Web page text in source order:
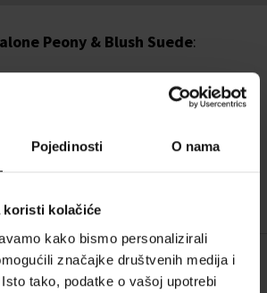
Pojedinosti O nama
koristi kolačiće
kako bismo personalizirali
značajke društvenih medija i
tako, podatke o vašoj upotrebi
Peony & Blush Suede:
Peony & Blush Suede Kolonjska
je
99,00 €